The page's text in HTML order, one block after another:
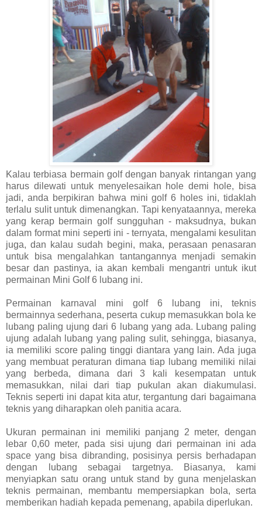
Kalau terbiasa bermain golf dengan banyak rintangan yang
harus dilewati untuk menyelesaikan hole demi hole, bisa
jadi, anda berpikiran bahwa mini golf 6 holes ini, tidaklah
terlalu sulit untuk dimenangkan. Tapi kenyataannya, mereka
yang kerap bermain golf sungguhan - maksudnya, bukan
dalam format mini seperti ini - ternyata, mengalami kesulitan
juga, dan kalau sudah begini, maka, perasaan penasaran
untuk bisa mengalahkan tantangannya menjadi semakin
besar dan pastinya, ia akan kembali mengantri untuk ikut
permainan Mini Golf 6 lubang ini.
Permainan karnaval mini golf 6 lubang ini, teknis
bermainnya sederhana, peserta cukup memasukkan bola ke
lubang paling ujung dari 6 lubang yang ada. Lubang paling
ujung adalah lubang yang paling sulit, sehingga, biasanya,
ia memiliki score paling tinggi diantara yang lain. Ada juga
yang membuat peraturan dimana tiap lubang memiliki nilai
yang berbeda, dimana dari 3 kali kesempatan untuk
memasukkan, nilai dari tiap pukulan akan diakumulasi.
Teknis seperti ini dapat kita atur, tergantung dari bagaimana
teknis yang diharapkan oleh panitia acara.
Ukuran permainan ini memiliki panjang 2 meter, dengan
lebar 0,60 meter, pada sisi ujung dari permainan ini ada
space yang bisa dibranding, posisinya persis berhadapan
dengan lubang sebagai targetnya. Biasanya, kami
menyiapkan satu orang untuk stand by guna menjelaskan
teknis permainan, membantu mempersiapkan bola, serta
memberikan hadiah kepada pemenang, apabila diperlukan.